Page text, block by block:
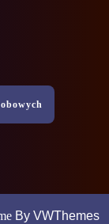
By VWThemes